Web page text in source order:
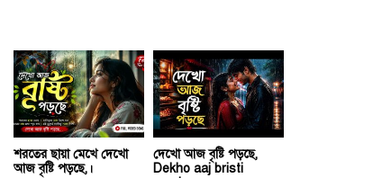
শরতের ছায়া মেখে দেখো
আজ বৃষ্টি পড়ছে,।
দেখো আজ বৃষ্টি পড়ছে,
Dekho aaj bristi